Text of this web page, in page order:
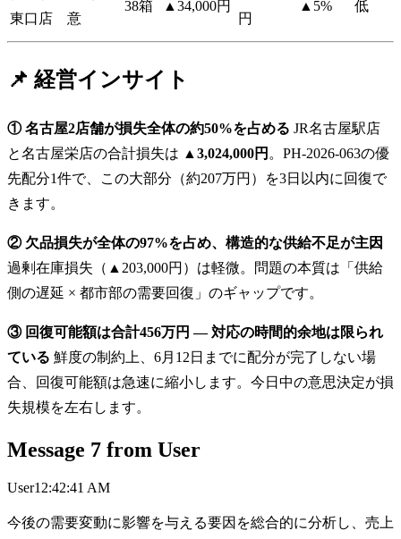
東口店
意
38箱 ▲34,000円
円
▲5% 低
📌 経営インサイト
① 名古屋2店舗が損失全体の約50%を占める JR名古屋駅店
と名古屋栄店の合計損失は ▲3,024,000円 。PH-2026-063の優
先配分1件で、この大部分（約207万円）を3日以内に回復で
きます。
② 欠品損失が全体の97%を占め、構造的な供給不足が主因
過剰在庫損失（▲203,000円）は軽微。問題の本質は「供給
側の遅延 × 都市部の需要回復」のギャップです。
③ 回復可能額は合計456万円 — 対応の時間的余地は限られ
ている 鮮度の制約上、6月12日までに配分が完了しない場
合、回復可能額は急速に縮小します。今日中の意思決定が損
失規模を左右します。
Message 7 from User
User12:42:41 AM
今後の需要変動に影響を与える要因を総合的に分析し、売上